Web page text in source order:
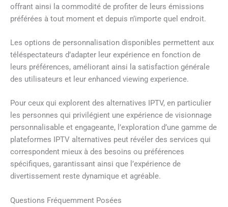
offrant ainsi la commodité de profiter de leurs émissions
préférées à tout moment et depuis n’importe quel endroit.
Les options de personnalisation disponibles permettent aux
téléspectateurs d’adapter leur expérience en fonction de
leurs préférences, améliorant ainsi la satisfaction générale
des utilisateurs et leur enhanced viewing experience.
Pour ceux qui explorent des alternatives IPTV, en particulier
les personnes qui privilégient une expérience de visionnage
personnalisable et engageante, l’exploration d’une gamme de
plateformes IPTV alternatives peut révéler des services qui
correspondent mieux à des besoins ou préférences
spécifiques, garantissant ainsi que l’expérience de
divertissement reste dynamique et agréable.
Questions Fréquemment Posées